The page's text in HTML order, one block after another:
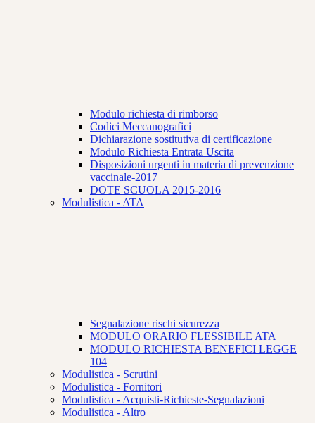
Modulo richiesta di rimborso
Codici Meccanografici
Dichiarazione sostitutiva di certificazione
Modulo Richiesta Entrata Uscita
Disposizioni urgenti in materia di prevenzione
vaccinale-2017
DOTE SCUOLA 2015-2016
Modulistica - ATA
Segnalazione rischi sicurezza
MODULO ORARIO FLESSIBILE ATA
MODULO RICHIESTA BENEFICI LEGGE
104
Modulistica - Scrutini
Modulistica - Fornitori
Modulistica - Acquisti-Richieste-Segnalazioni
Modulistica - Altro